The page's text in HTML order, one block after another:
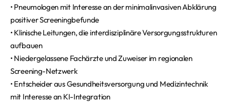
• Pneumologen mit Interesse an der minimalinvasiven Abklärung
positiver Screeningbefunde
• Klinische Leitungen, die interdisziplinäre Versorgungsstrukturen
aufbauen
• Niedergelassene Fachärzte und Zuweiser im regionalen
Screening-Netzwerk
• Entscheider aus Gesundheitsversorgung und Medizintechnik
mit Interesse an KI-Integration